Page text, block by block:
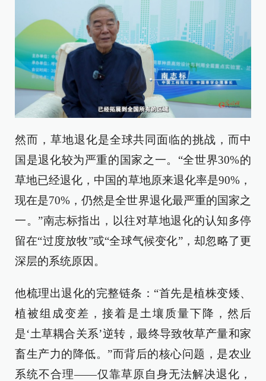
然而，草地退化是全球共同面临的挑战，而中
国是退化较为严重的国家之一。“全世界30%的
草地已经退化，中国的草地原来退化率是90%，
现在是70%，仍然是全世界退化最严重的国家之
一。”南志标指出，以往对草地退化的认知多停
留在“过度放牧”或“全球气候变化”，却忽略了更
深层的系统原因。
他梳理出退化的完整链条：“首先是植株变矮、
植被组成变差，接着是土壤质量下降，然后
是‘土草耦合关系’逆转，最终导致牧草产量和家
畜生产力的降低。”而背后的核心问题，是农业
系统不合理——仅靠草原自身无法解决退化，